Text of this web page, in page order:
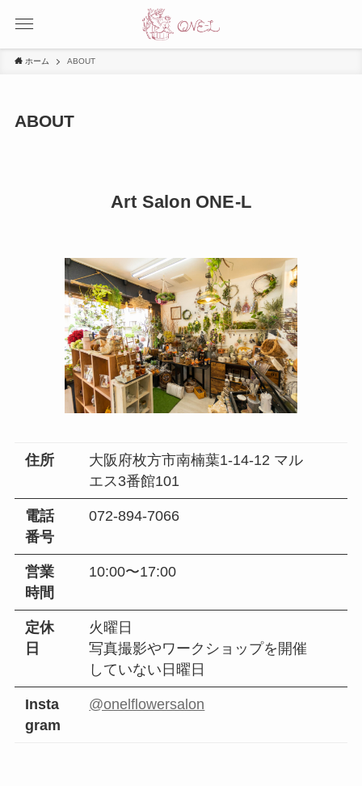
ホーム ABOUT
ABOUT
Art Salon ONE-L
住所
大阪府枚方市南楠葉1-14-12 マル
エス3番館101
電話
番号
072-894-7066
営業
時間
10:00〜17:00
定休
日
火曜日
写真撮影やワークショップを開催
していない日曜日
Insta
gram
@onelflowersalon